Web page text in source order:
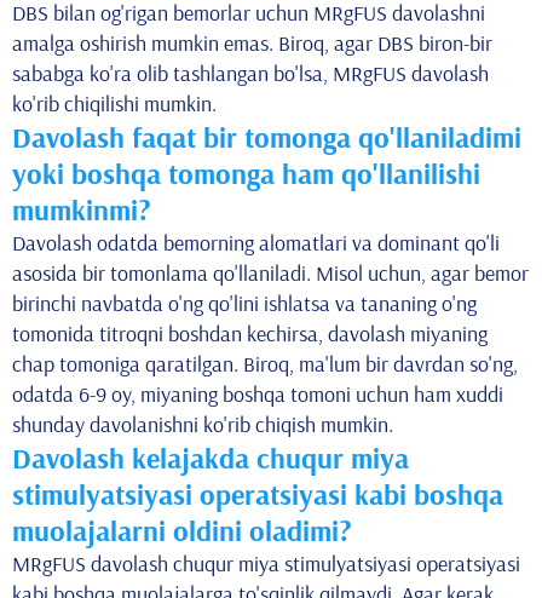
DBS bilan og'rigan bemorlar uchun MRgFUS davolashni
amalga oshirish mumkin emas. Biroq, agar DBS biron-bir
sababga ko'ra olib tashlangan bo'lsa, MRgFUS davolash
ko'rib chiqilishi mumkin.
Davolash faqat bir tomonga qo'llaniladimi
yoki boshqa tomonga ham qo'llanilishi
mumkinmi?
Davolash odatda bemorning alomatlari va dominant qo'li
asosida bir tomonlama qo'llaniladi. Misol uchun, agar bemor
birinchi navbatda o'ng qo'lini ishlatsa va tananing o'ng
tomonida titroqni boshdan kechirsa, davolash miyaning
chap tomoniga qaratilgan. Biroq, ma'lum bir davrdan so'ng,
odatda 6-9 oy, miyaning boshqa tomoni uchun ham xuddi
shunday davolanishni ko'rib chiqish mumkin.
Davolash kelajakda chuqur miya
stimulyatsiyasi operatsiyasi kabi boshqa
muolajalarni oldini oladimi?
MRgFUS davolash chuqur miya stimulyatsiyasi operatsiyasi